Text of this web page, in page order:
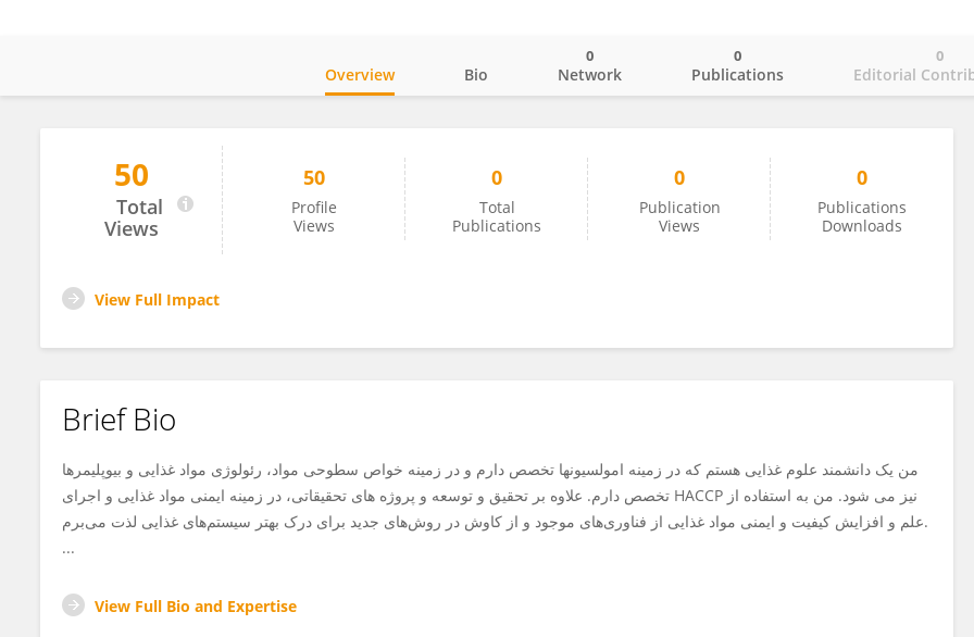
Zahra Forghani
Overview Bio Network
0
Publications
0
Editorial
0
50
Total
Views
50
Profile
Views
0
Total
Publications
0
Publication
Views
0
Publications
Downloads
View Full Impact
Brief Bio
من یک دانشمند علوم غذایی هستم که در زمینه امولسیونها تخصص دارم و در زمینه خواص سطوحی مواد، رئولوژی مواد غذایی و بیوپلیمرها
تخصص دارم. علاوه بر تحقیق و توسعه و پروژه های تحقیقاتی، در زمینه ایمنی مواد غذایی و اجرای HACCP نیز می شود. من به استفاده از
علم و افزایش کیفیت و ایمنی مواد غذایی از فناوری‌های موجود و از کاوش در روش‌های جدید برای درک بهتر سیستم‌های غذایی لذت می‌برم.
...
View Full Bio and Expertise